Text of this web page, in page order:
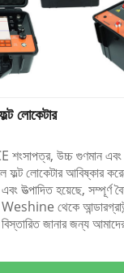
লোকেটার
উচ্চ গুণমান এবং
ফল্ট লোকেটার আবিষ্কার
উত্পাদিত হয়েছে, সম্পূর্ণ
থেকে
জানার জন্য